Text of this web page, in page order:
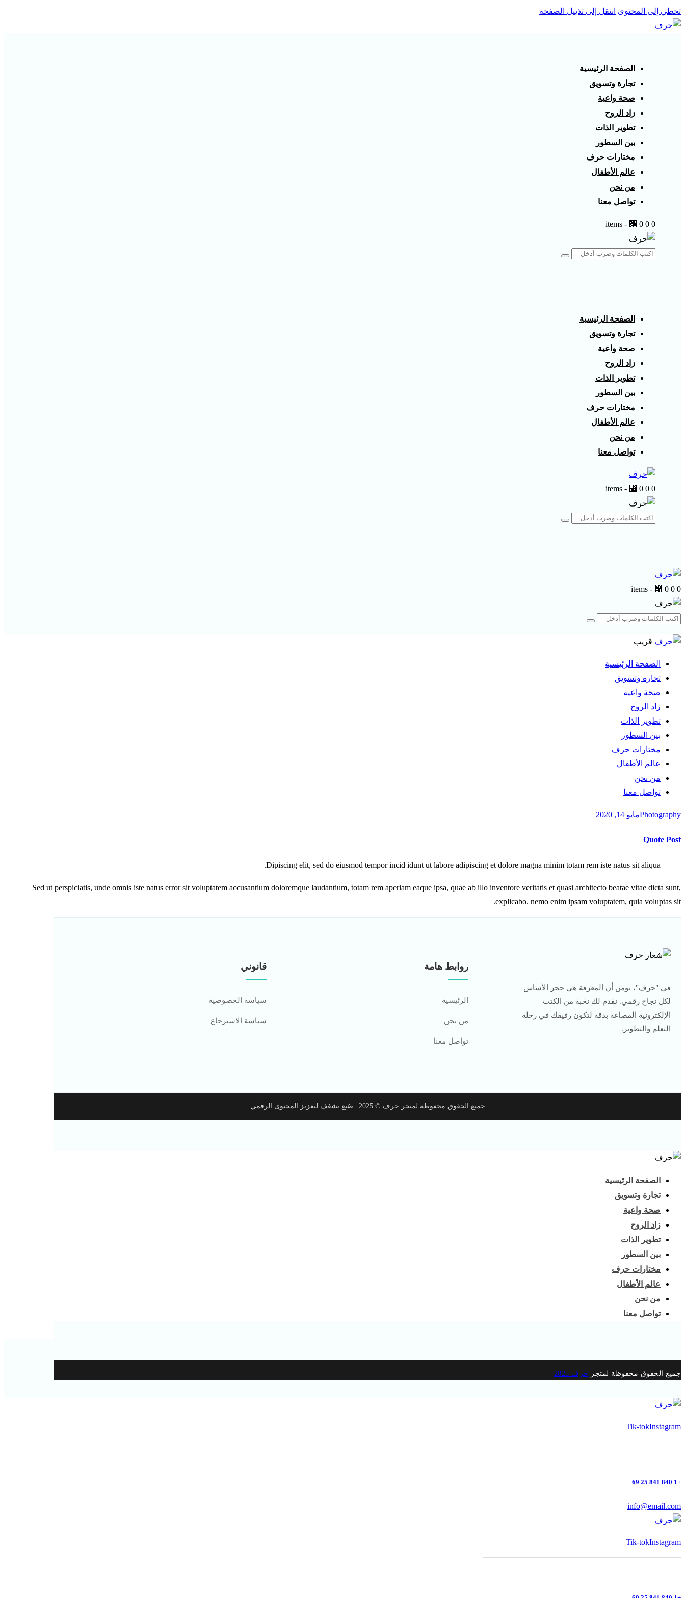
تخطي إلى المحتوى انتقل إلى تذييل الصفحة
الصفحة الرئيسية
تجارة وتسويق
صحة واعية
زاد الروح
تطوير الذات
بين السطور
مختارات حرف
عالم الأطفال
من نحن
تواصل معنا
0 items
- ⃁ 0 0
الصفحة الرئيسية
تجارة وتسويق
صحة واعية
زاد الروح
تطوير الذات
بين السطور
مختارات حرف
عالم الأطفال
من نحن
تواصل معنا
0 items
- ⃁ 0 0
0 items
- ⃁ 0 0
قريب
الصفحة الرئيسية
تجارة وتسويق
صحة واعية
زاد الروح
تطوير الذات
بين السطور
مختارات حرف
عالم الأطفال
من نحن
تواصل معنا
tik-
instagram
Photographyمايو 14, 2020
Quote Post
Dipiscing elit, sed do eiusmod tempor incid idunt ut labore adipiscing et dolore magna minim totam rem iste natus sit aliqua.
Sed ut perspiciatis, unde omnis iste natus error sit voluptatem accusantium doloremque laudantium, totam rem aperiam eaque ipsa, quae ab illo inventore veritatis et quasi architecto beatae vitae dicta sunt,
explicabo. nemo enim ipsam voluptatem, quia voluptas sit.
في "حرف"، نؤمن أن المعرفة هي حجر الأساس
لكل نجاح رقمي. نقدم لك نخبة من الكتب
الإلكترونية المصاغة بدقة لتكون رفيقك في رحلة
التعلم والتطوير.
روابط هامة
الرئيسية
من نحن
تواصل معنا
قانوني
سياسة الخصوصية
سياسة الاسترجاع
جميع الحقوق محفوظة لمتجر حرف © 2025 | صُنع بشغف لتعزيز المحتوى الرقمي
الصفحة الرئيسية
تجارة وتسويق
صحة واعية
زاد الروح
تطوير الذات
بين السطور
مختارات حرف
عالم الأطفال
من نحن
تواصل معنا
جميع الحقوق محفوظة لمتجر حرف 2025
Tik-tokInstagram
+1 840 841 25 69
info@email.com
Tik-tokInstagram